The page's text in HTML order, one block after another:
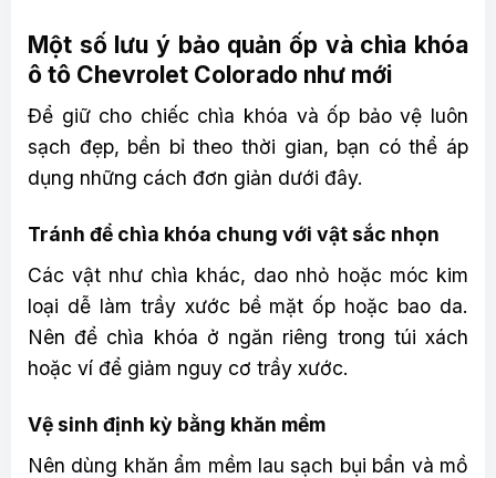
Một số lưu ý bảo quản ốp và chìa khóa
ô tô Chevrolet Colorado như mới
Để giữ cho chiếc chìa khóa và ốp bảo vệ luôn
sạch đẹp, bền bỉ theo thời gian, bạn có thể áp
dụng những cách đơn giản dưới đây.
Tránh để chìa khóa chung với vật sắc nhọn
Các vật như chìa khác, dao nhỏ hoặc móc kim
loại dễ làm trầy xước bề mặt ốp hoặc bao da.
Nên để chìa khóa ở ngăn riêng trong túi xách
hoặc ví để giảm nguy cơ trầy xước.
Vệ sinh định kỳ bằng khăn mềm
Nên dùng khăn ẩm mềm lau sạch bụi bẩn và mồ